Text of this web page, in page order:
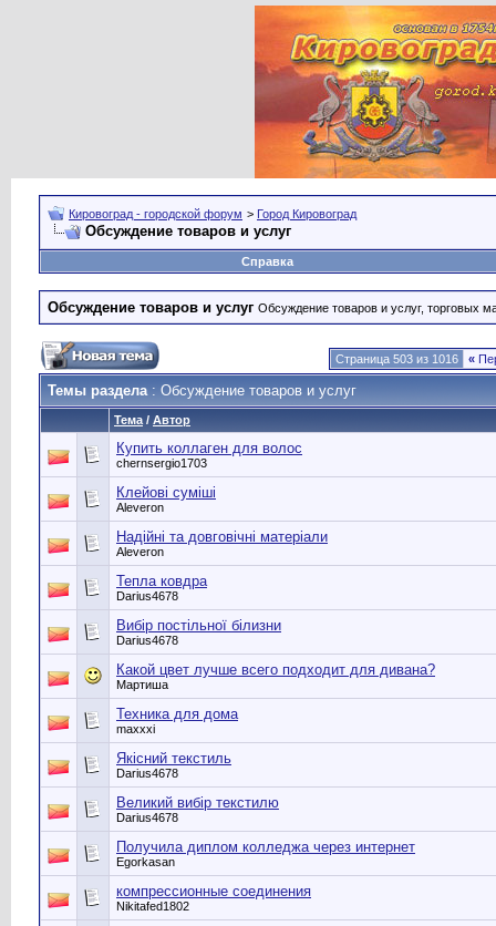
Кировоград - городской форум > Город Кировоград
Обсуждение товаров и услуг
Справка
Обсуждение товаров и услуг Обсуждение товаров и услуг, торговых
Страница 503 из 1016 «
Темы раздела: Обсуждение товаров и услуг
Тема / Автор
Купить коллаген для волос
chernsergio1703
Клейові суміші
Aleveron
Надійні та довговічні матеріали
Aleveron
Тепла ковдра
Darius4678
Вибір постільної білизни
Darius4678
Какой цвет лучше всего подходит для дивана?
Мартиша
Техника для дома
maxxxi
Якісний текстиль
Darius4678
Великий вибір текстилю
Darius4678
Получила диплом колледжа через интернет
Egorkasan
компрессионные соединения
Nikitafed1802